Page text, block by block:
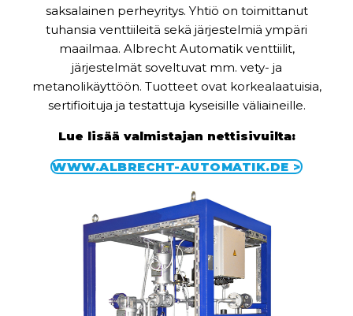
saksalainen perheyritys. Yhtiö on toimittanut
tuhansia venttiileitä sekä järjestelmiä ympäri
maailmaa. Albrecht Automatik venttiilit,
järjestelmät soveltuvat mm. vety- ja
metanolikäyttöön. Tuotteet ovat korkealaatuisia,
sertifioituja ja testattuja kyseisille väliaineille.
Lue lisää valmistajan nettisivuilta:
WWW.ALBRECHT-AUTOMATIK.DE >